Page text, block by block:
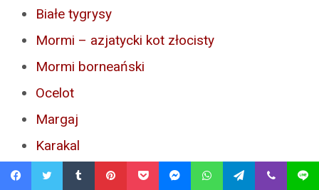
Białe tygrysy
Mormi – azjatycki kot złocisty
Mormi borneański
Ocelot
Margaj
Karakal
Wielkie koty